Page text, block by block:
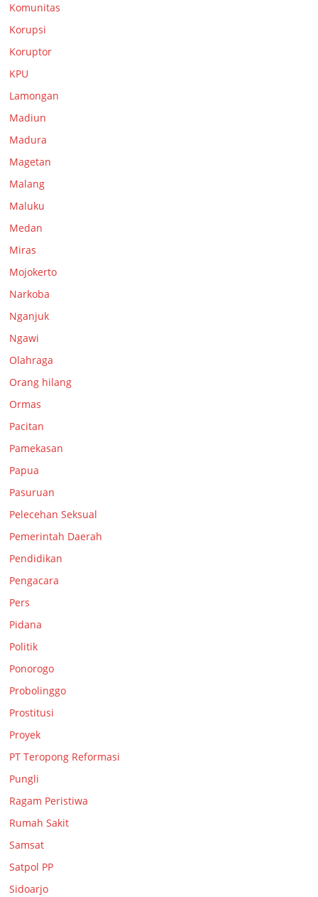
Komunitas
Korupsi
Koruptor
KPU
Lamongan
Madiun
Madura
Magetan
Malang
Maluku
Medan
Miras
Mojokerto
Narkoba
Nganjuk
Ngawi
Olahraga
Orang hilang
Ormas
Pacitan
Pamekasan
Papua
Pasuruan
Pelecehan Seksual
Pemerintah Daerah
Pendidikan
Pengacara
Pers
Pidana
Politik
Ponorogo
Probolinggo
Prostitusi
Proyek
PT Teropong Reformasi
Pungli
Ragam Peristiwa
Rumah Sakit
Samsat
Satpol PP
Sidoarjo